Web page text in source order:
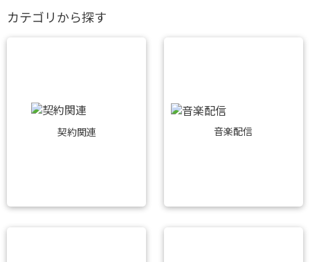
カテゴリから探す
契約関連 音楽配信